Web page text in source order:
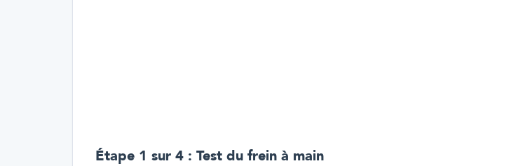
Étape 1 sur 4 : Test du frein à main